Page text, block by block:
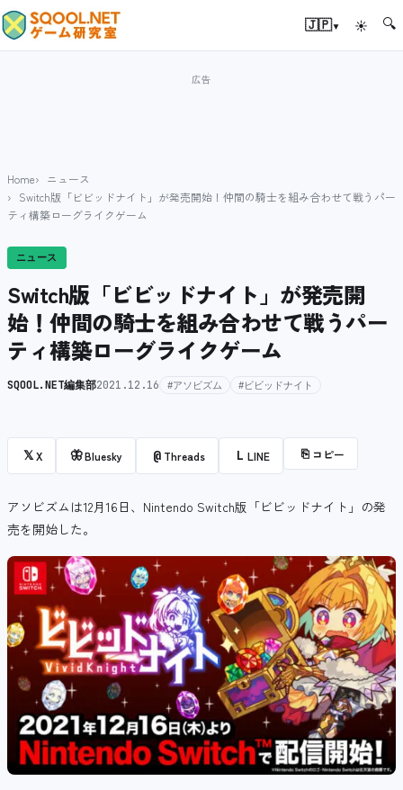
🇯🇵▾ ☀ 🔍
Home
ニュース
Switch版「ビビッドナイト」が発売開始！仲間の騎士を組み合わせて戦うパー
ティ構築ローグライクゲーム
ニュース
Switch版「ビビッドナイト」が発売開
始！仲間の騎士を組み合わせて戦うパー
ティ構築ローグライクゲーム
SQOOL.NET編集部2021.12.16 #アソビズム #ビビッドナイト
𝕏X 🦋Bluesky @ Threads L LINE ⎘ コピー
アソビズムは12月16日、Nintendo Switch版「ビビッドナイト」の発
売を開始した。